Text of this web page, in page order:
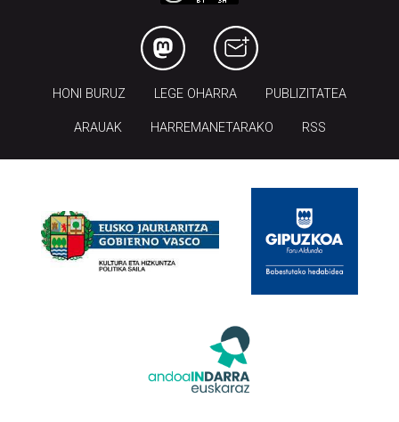
HONI BURUZ LEGE OHARRA PUBLIZITATEA
ARAUAK HARREMANETARAKO RSS